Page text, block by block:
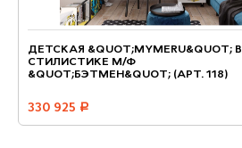
ДЕТСКАЯ &QUOT;MYMERU&QUOT; В
СТИЛИСТИКЕ М/Ф
&QUOT;БЭТМЕН&QUOT; (АРТ. 118)
330 925 руб.